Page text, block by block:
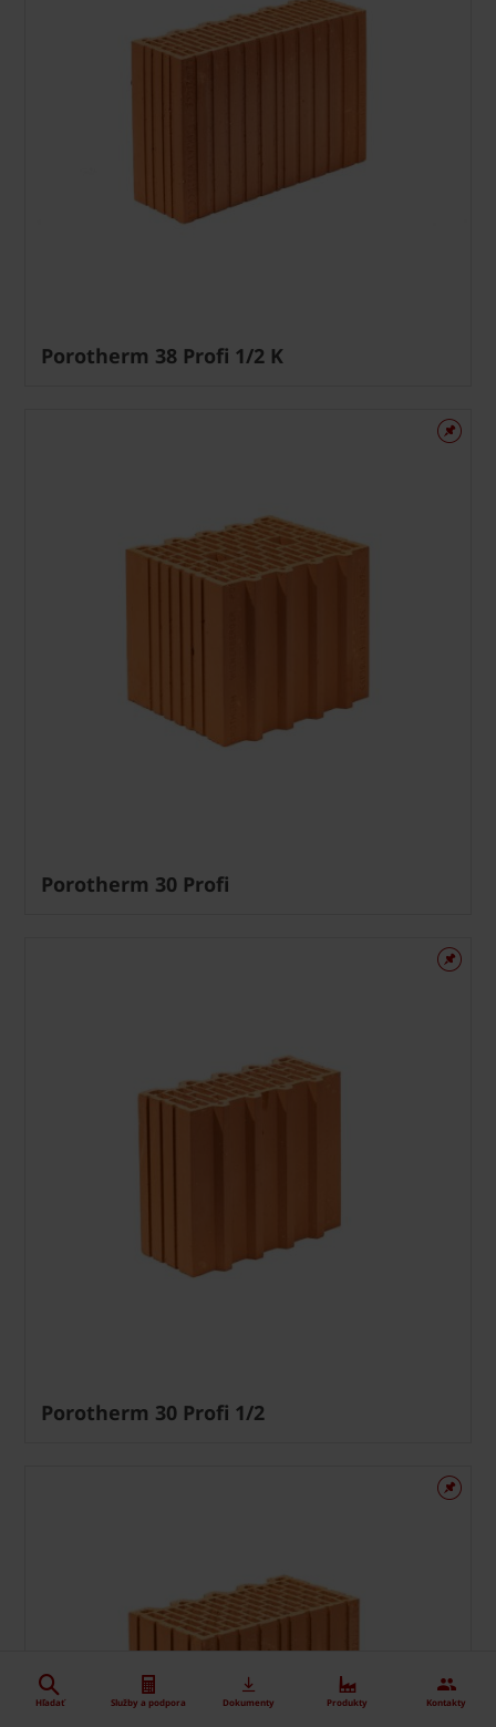
Porotherm 38 Profi 1/2 K
Porotherm 30 Profi
Porotherm 30 Profi 1/2
Hľadať Služby a podpora Dokumenty Produkty Kontakty